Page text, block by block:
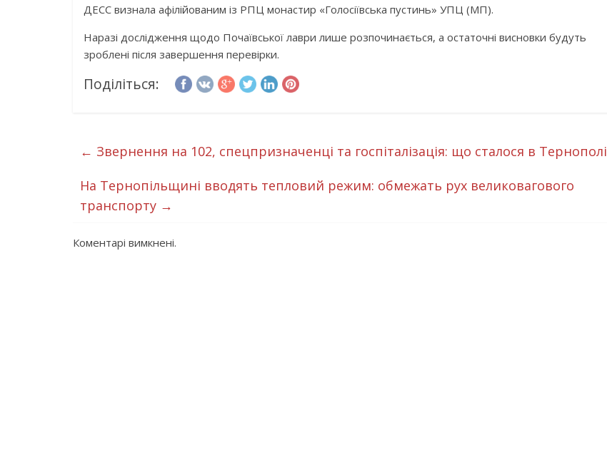
ДЕСС визнала афілійованим із РПЦ монастир «Голосіївська пустинь» УПЦ (МП).
Наразі дослідження щодо Почаївської лаври лише розпочинається, а остаточні висновки будуть
зроблені після завершення перевірки.
Поділіться:
← Звернення на 102, спецпризначенці та госпіталізація: що сталося в Тернополі
На Тернопільщині вводять тепловий режим: обмежать рух великовагового
транспорту →
Коментарі вимкнені.